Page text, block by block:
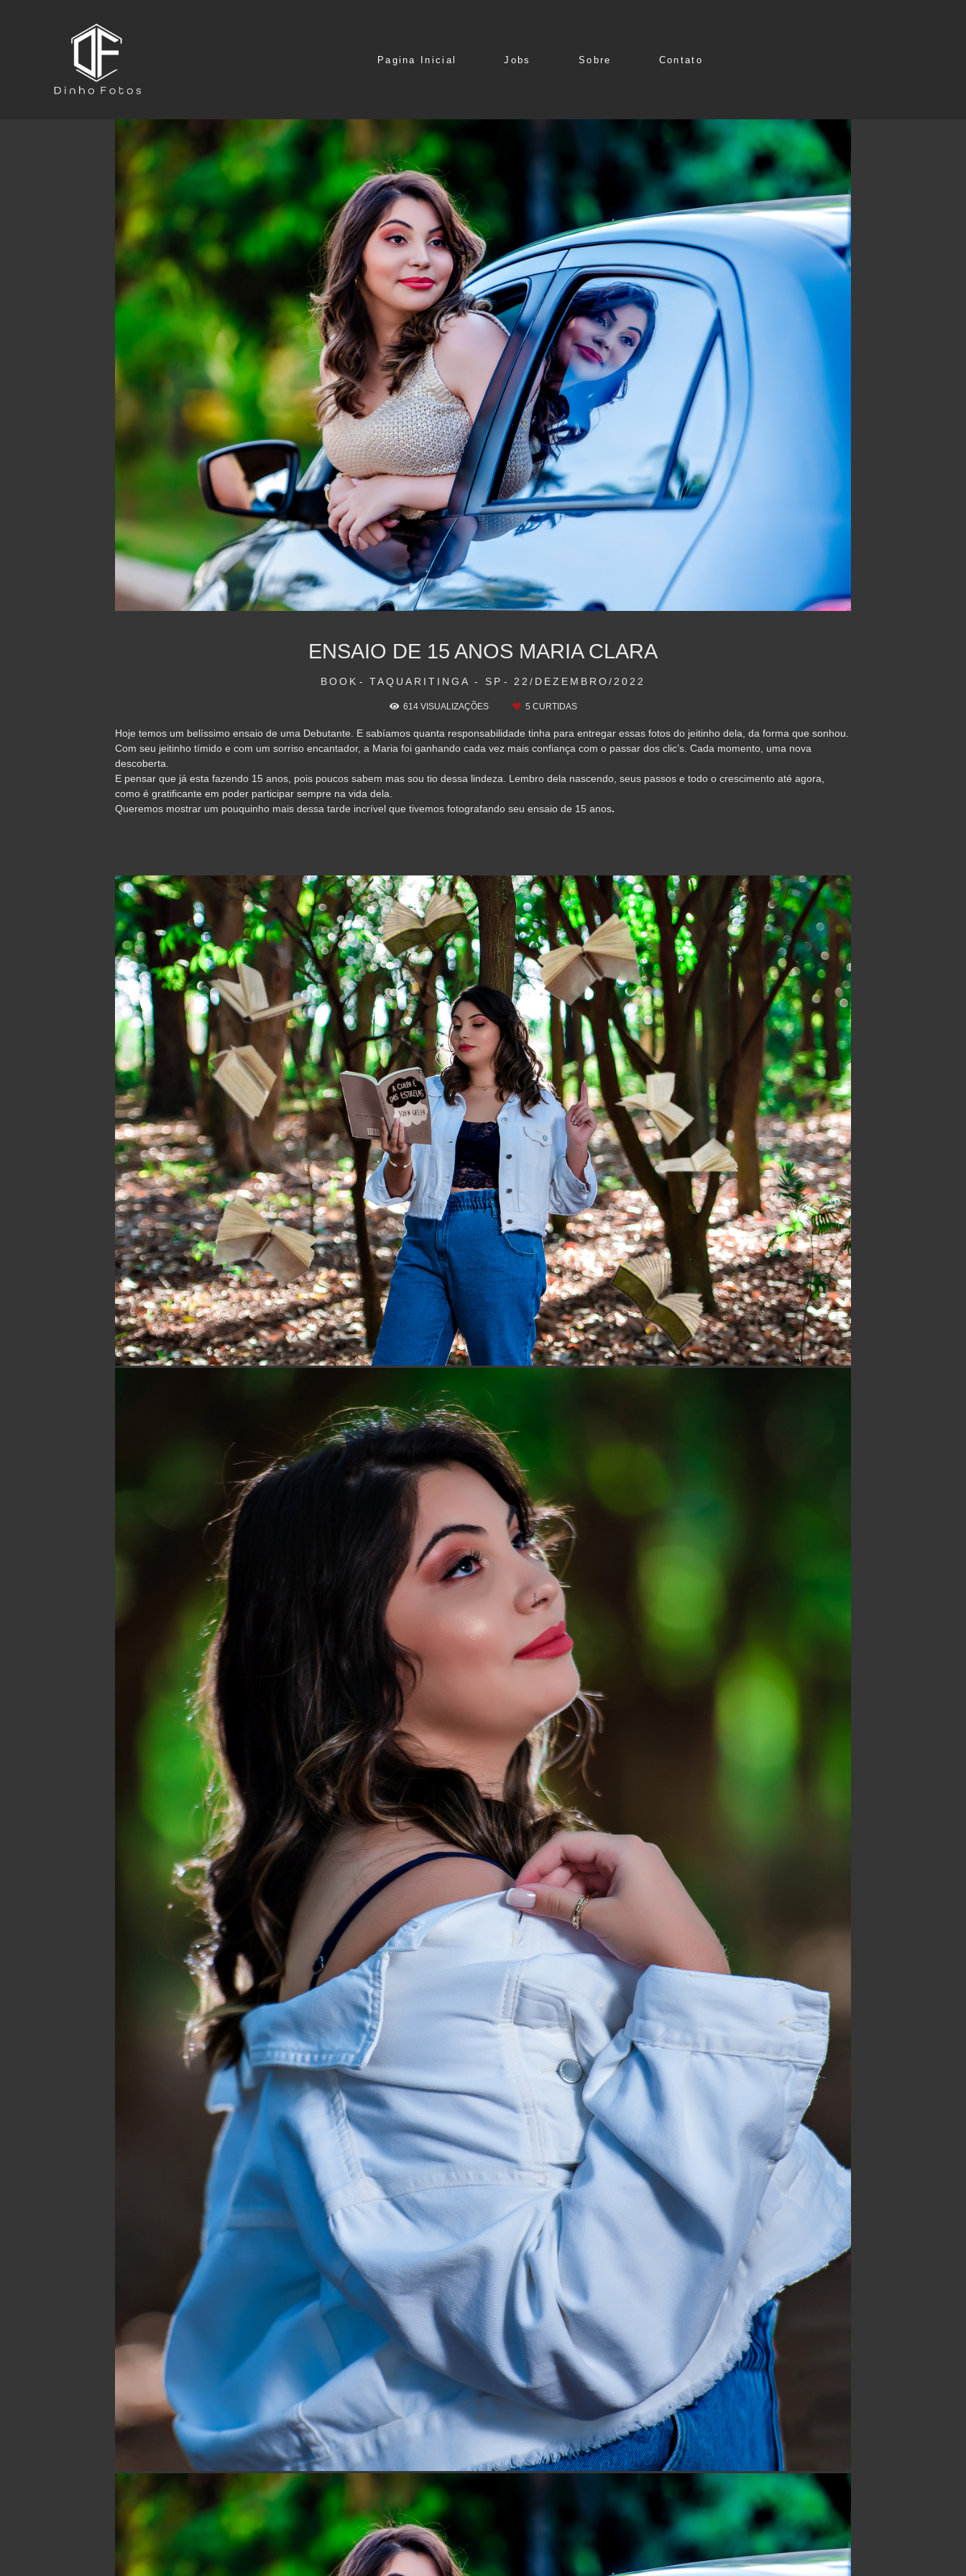
Pagina Inicial Jobs Sobre Contato
BOOK TAQUARITINGA - SP 22/DEZEMBRO/2022
ENSAIO DE 15 ANOS MARIA CLARA
614VISUALIZAÇÕES 5 CURTIDAS
Hoje temos um belíssimo ensaio de uma Debutante. E sabíamos quanta responsabilidade tinha para entregar essas fotos do jeitinho dela, da forma que sonhou.
Com seu jeitinho tímido e com um sorriso encantador, a Maria foi ganhando cada vez mais confiança com o passar dos clic’s. Cada momento, uma nova
descoberta.
E pensar que já esta fazendo 15 anos, pois poucos sabem mas sou tio dessa lindeza. Lembro dela nascendo, seus passos e todo o crescimento até agora,
como é gratificante em poder participar sempre na vida dela.
Queremos mostrar um pouquinho mais dessa tarde incrível que tivemos fotografando seu ensaio de 15 anos.